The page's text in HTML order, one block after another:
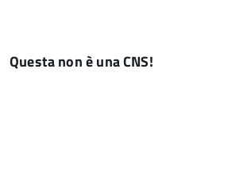
Questa non è una CNS!